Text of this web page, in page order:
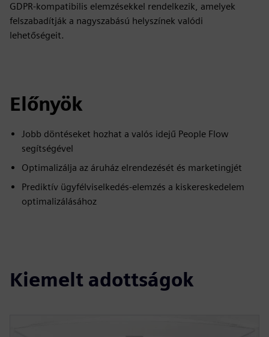
GDPR-kompatibilis elemzésekkel rendelkezik, amelyek
felszabadítják a nagyszabású helyszínek valódi
lehetőségeit.
Előnyök
Jobb döntéseket hozhat a valós idejű People Flow
segítségével
Optimalizálja az áruház elrendezését és marketingjét
Prediktív ügyfélviselkedés-elemzés a kiskereskedelem
optimalizálásához
Kiemelt adottságok